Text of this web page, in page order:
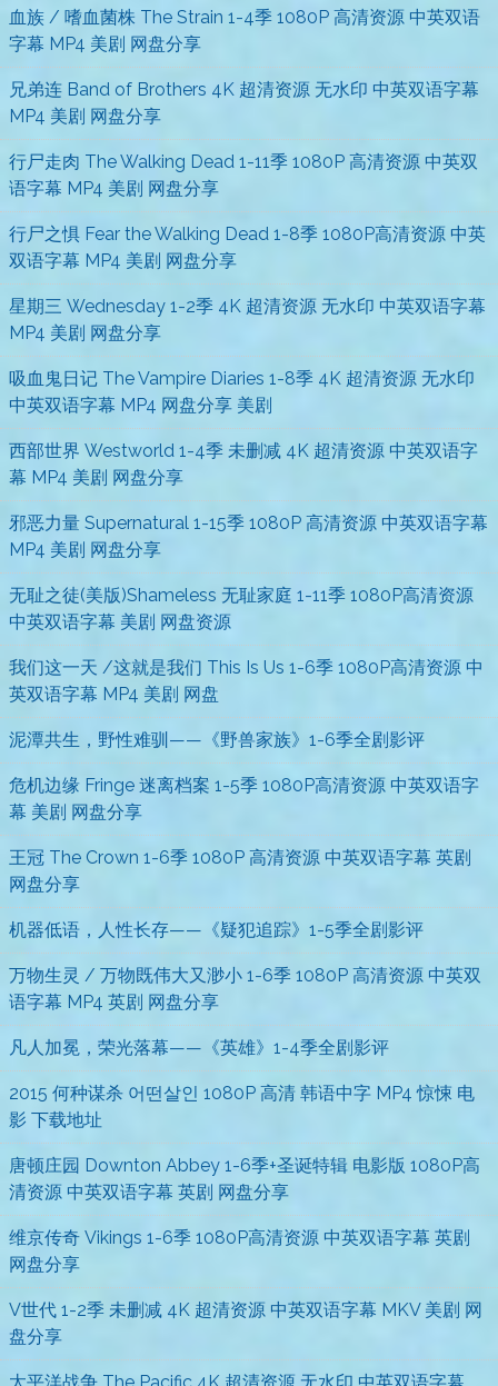
血族 / 嗜血菌株 The Strain 1-4季 1080P 高清资源 中英双语
字幕 MP4 美剧 网盘分享
兄弟连 Band of Brothers 4K 超清资源 无水印 中英双语字幕
MP4 美剧 网盘分享
行尸走肉 The Walking Dead 1-11季 1080P 高清资源 中英双
语字幕 MP4 美剧 网盘分享
行尸之惧 Fear the Walking Dead 1-8季 1080P高清资源 中英
双语字幕 MP4 美剧 网盘分享
星期三 Wednesday 1-2季 4K 超清资源 无水印 中英双语字幕
MP4 美剧 网盘分享
吸血鬼日记 The Vampire Diaries 1-8季 4K 超清资源 无水印
中英双语字幕 MP4 网盘分享 美剧
西部世界 Westworld 1-4季 未删减 4K 超清资源 中英双语字
幕 MP4 美剧 网盘分享
邪恶力量 Supernatural 1-15季 1080P 高清资源 中英双语字幕
MP4 美剧 网盘分享
无耻之徒(美版)Shameless 无耻家庭 1-11季 1080P高清资源
中英双语字幕 美剧 网盘资源
我们这一天 /这就是我们 This Is Us 1-6季 1080P高清资源 中
英双语字幕 MP4 美剧 网盘
泥潭共生，野性难驯——《野兽家族》1-6季全剧影评
危机边缘 Fringe 迷离档案 1-5季 1080P高清资源 中英双语字
幕 美剧 网盘分享
王冠 The Crown 1-6季 1080P 高清资源 中英双语字幕 英剧
网盘分享
机器低语，人性长存——《疑犯追踪》1-5季全剧影评
万物生灵 / 万物既伟大又渺小 1-6季 1080P 高清资源 中英双
语字幕 MP4 英剧 网盘分享
凡人加冕，荣光落幕——《英雄》1-4季全剧影评
2015 何种谋杀 어떤살인 1080P 高清 韩语中字 MP4 惊悚 电
影 下载地址
唐顿庄园 Downton Abbey 1-6季+圣诞特辑 电影版 1080P高
清资源 中英双语字幕 英剧 网盘分享
维京传奇 Vikings 1-6季 1080P高清资源 中英双语字幕 英剧
网盘分享
V世代 1-2季 未删减 4K 超清资源 中英双语字幕 MKV 美剧 网
盘分享
太平洋战争 The Pacific 4K 超清资源 无水印 中英双语字幕